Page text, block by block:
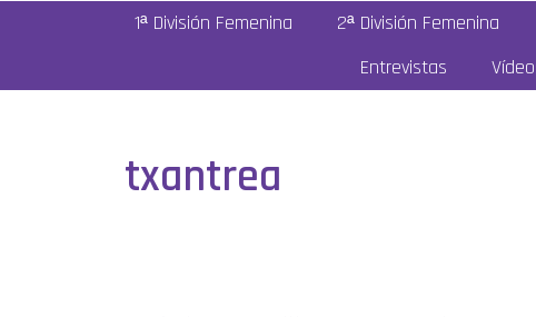
1ª División Femenina 2ª División Femenina
Entrevistas
txantrea